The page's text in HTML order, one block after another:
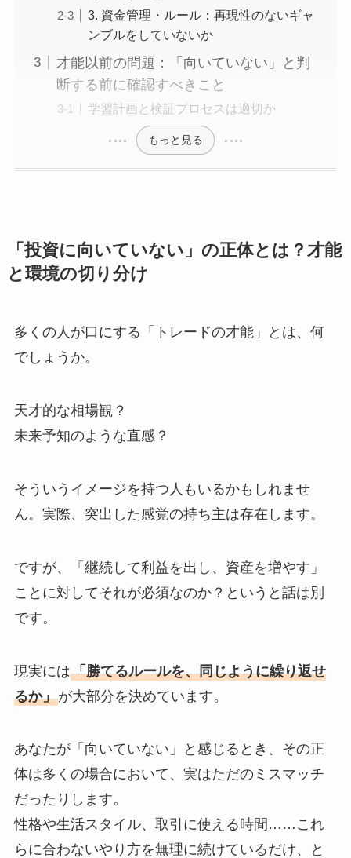
3. 資金管理・ルール：再現性のないギャ
ンブルをしていないか
才能以前の問題：「向いていない」と判
断する前に確認すべきこと
学習計画と検証プロセスは適切か
もっと見る
「投資に向いていない」の正体とは？才能
と環境の切り分け
多くの人が口にする「トレードの才能」とは、何
でしょうか。
天才的な相場観？
未来予知のような直感？
そういうイメージを持つ人もいるかもしれませ
ん。 実際、突出した感覚の持ち主は存在します。
ですが、
「継続して利益を出し、資産を増やす」
ことに対してそれが必須なのか？というと話は別
です。
現実には「勝てるルールを、同じように繰り返せ
るか」が大部分を決めています。
あなたが「向いていない」と感じるとき、 その正
体は多くの場合において、実はただのミスマッチ
だったりします。
性格や生活スタイル、取引に使える時間…… これ
らに合わないやり方を無理に続けているだけ、と